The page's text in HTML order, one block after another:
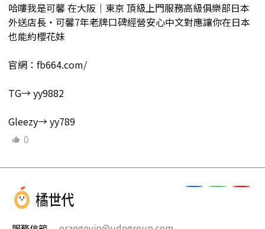
哈嘍我是可馨 在大阪｜東京 頂級上門服務高級俱樂部日本
外送店長・可馨7年老牌口碑經營安心中文對應讓你在日本
也能約櫻花妹
官網：fb664.com/
TG→ yy9882
Gleezy→ yy789
0